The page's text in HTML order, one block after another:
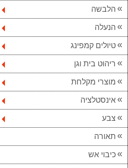
הלבשה
הנעלה
טיולים קמפינג
ריהוט בית וגן
מוצרי מקלחת
אינסטלציה
צבע
תאורה
כיבוי אש